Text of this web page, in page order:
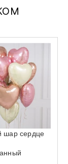
шар сердце